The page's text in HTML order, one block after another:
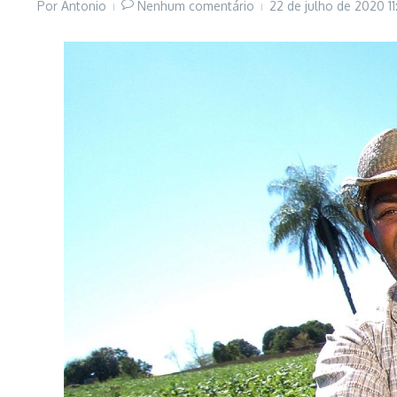
Por Antonio Nenhum comentário 22 de julho de 2020